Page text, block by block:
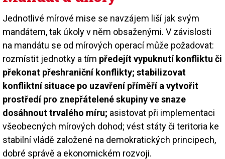
Jednotlivé mírové mise se navzájem liší jak svým
mandátem, tak úkoly v něm obsaženými. V závislosti
na mandátu se od mírových operací může požadovat:
rozmístit jednotky a tím předejít vypuknutí konfliktu či
překonat přeshraniční konflikty; stabilizovat
konfliktní situace po uzavření příměří a vytvořit
prostředí pro znepřátelené skupiny ve snaze
dosáhnout trvalého míru; asistovat při implementaci
všeobecných mírových dohod; vést státy či teritoria ke
stabilní vládě založené na demokratických principech,
dobré správě a ekonomickém rozvoji.